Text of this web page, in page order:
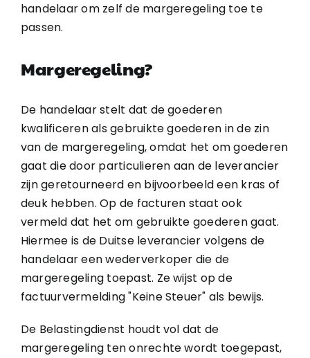
handelaar om zelf de margeregeling toe te
passen.
Margeregeling?
De handelaar stelt dat de goederen
kwalificeren als gebruikte goederen in de zin
van de margeregeling, omdat het om goederen
gaat die door particulieren aan de leverancier
zijn geretourneerd en bijvoorbeeld een kras of
deuk hebben. Op de facturen staat ook
vermeld dat het om gebruikte goederen gaat.
Hiermee is de Duitse leverancier volgens de
handelaar een wederverkoper die de
margeregeling toepast. Ze wijst op de
factuurvermelding "Keine Steuer" als bewijs.
De Belastingdienst houdt vol dat de
margeregeling ten onrechte wordt toegepast,